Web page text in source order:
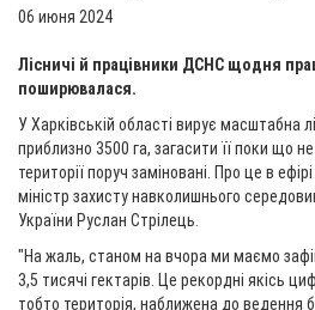
06 июня 2024
Лісничі й працівники ДСНС щодня
поширювалася.
У Харківській області вирує масштабна
приблизно 3500 га, загасити її поки що
території поруч заміновані. Про це в
міністр захисту навколишнього
України Руслан Стрілець.
"На жаль, станом на вчора ми маємо
3,5 тисячі гектарів. Це рекордні якісь
тобто територія, наближена до ведення